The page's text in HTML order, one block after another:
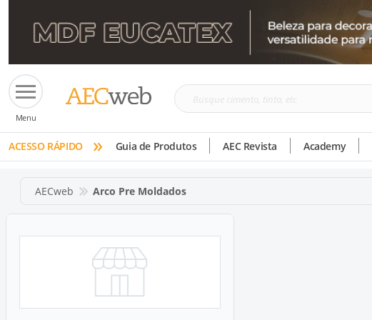
Menu
Busque
tinta,
etc
ACESSO RÁPIDO » Guia de Produtos AEC Revista Academy
AECweb Arco Pre Moldados